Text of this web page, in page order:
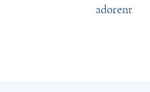
adorent